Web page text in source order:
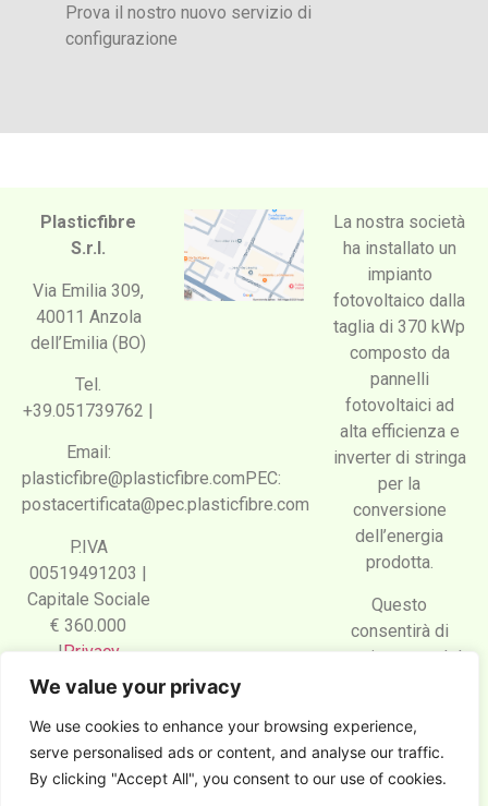
We value your privacy
We use cookies to enhance your browsing experience,
serve personalised ads or content, and analyse our traffic.
By clicking "Accept All", you consent to our use of cookies.
Prova il nostro nuovo servizio di
configurazione
Plasticfibre
S.r.l.
Via Emilia 309,
40011 Anzola
dell’Emilia (BO)
Tel.
+39.051739762 |
Email:
plasticfibre@plasticfibre.comPEC:
postacertificata@pec.plasticfibre.com
P.IVA
00519491203 |
Capitale Sociale
€ 360.000
|Privacy
Indirizzo email:
amministrazione@plasticfibre.com
La nostra società
ha installato un
impianto
fotovoltaico dalla
taglia di 370 kWp
composto da
pannelli
fotovoltaici ad
alta efficienza e
inverter di stringa
per la
conversione
dell’energia
prodotta.
Questo
consentirà di
coprire parte del
dell’azienda.